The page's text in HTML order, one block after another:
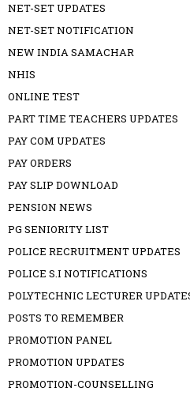
NET-SET UPDATES
NET-SET NOTIFICATION
NEW INDIA SAMACHAR
NHIS
ONLINE TEST
PART TIME TEACHERS UPDATES
PAY COM UPDATES
PAY ORDERS
PAY SLIP DOWNLOAD
PENSION NEWS
PG SENIORITY LIST
POLICE RECRUITMENT UPDATES
POLICE S.I NOTIFICATIONS
POLYTECHNIC LECTURER
POSTS TO REMEMBER
PROMOTION PANEL
PROMOTION UPDATES
PROMOTION-COUNSELLING